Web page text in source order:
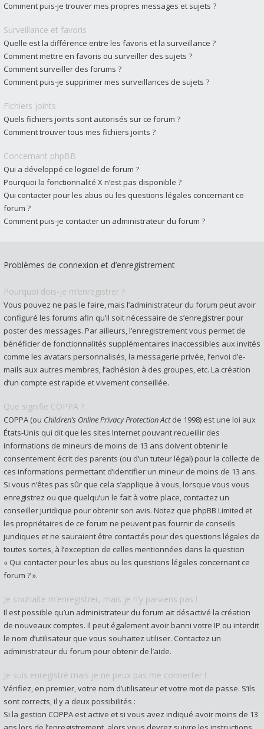
Comment puis-je trouver mes propres messages et sujets ?
Surveillance et favoris
Quelle est la différence entre les favoris et la surveillance ?
Comment mettre en favoris ou surveiller des sujets ?
Comment surveiller des forums ?
Comment puis-je supprimer mes surveillances de sujets ?
Fichiers joints
Quels fichiers joints sont autorisés sur ce forum ?
Comment trouver tous mes fichiers joints ?
Concernant phpBB
Qui a développé ce logiciel de forum ?
Pourquoi la fonctionnalité X n’est pas disponible ?
Qui contacter pour les abus ou les questions légales concernant ce
forum ?
Comment puis-je contacter un administrateur du forum ?
Problèmes de connexion et d’enregistrement
Pourquoi dois-je m’enregistrer ?
Vous pouvez ne pas le faire, mais l’administrateur du forum peut avoir
configuré les forums afin qu’il soit nécessaire de s’enregistrer pour
poster des messages. Par ailleurs, l’enregistrement vous permet de
bénéficier de fonctionnalités supplémentaires inaccessibles aux invités
comme les avatars personnalisés, la messagerie privée, l’envoi d’e-
mails aux autres membres, l’adhésion à des groupes, etc. La création
d’un compte est rapide et vivement conseillée.
Que signifie COPPA ?
COPPA (ou Children’s Online Privacy Protection Actde 1998) est une loi aux
États-Unis qui dit que les sites Internet pouvant recueillir des
informations de mineurs de moins de 13 ans doivent obtenir le
consentement écrit des parents (ou d’un tuteur légal) pour la collecte de
ces informations permettant d’identifier un mineur de moins de 13 ans.
Si vous n’êtes pas sûr que cela s’applique à vous, lorsque vous vous
enregistrez ou que quelqu’un le fait à votre place, contactez un
conseiller juridique pour obtenir son avis. Notez que phpBB Limited et
les propriétaires de ce forum ne peuvent pas fournir de conseils
juridiques et ne sauraient être contactés pour des questions légales de
toutes sortes, à l’exception de celles mentionnées dans la question
« Qui contacter pour les abus ou les questions légales concernant ce
forum ? ».
Je souhaite m’enregistrer, mais je n’y parviens pas !
Il est possible qu’un administrateur du forum ait désactivé la création
de nouveaux comptes. Il peut également avoir banni votre IP ou interdit
le nom d’utilisateur que vous souhaitez utiliser. Contactez un
administrateur du forum pour obtenir de l’aide.
Je suis enregistré mais je ne peux pas me connecter !
Vérifiez, en premier, votre nom d’utilisateur et votre mot de passe. S’ils
sont corrects, il y a deux possibilités :
Si la gestion COPPA est active et si vous avez indiqué avoir moins de 13